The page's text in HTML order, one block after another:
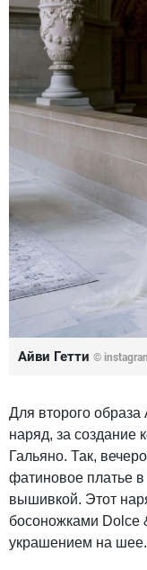
Айви Гетти ©
Для второго
наряд, за создание
Гальяно. Так,
фатиновое платье
вышивкой. Этот
босоножками Dolce
украшением на шее.